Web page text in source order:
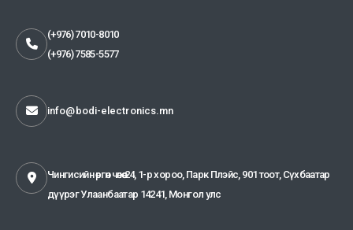
(+976) 7010-8010
(+976) 7585-5577
info@bodi-electronics.mn
Чингисийн өргөн чөлөө-24, 1-р хороо, Парк Плэйс, 901 тоот, Сүхбаатар
дүүрэг Улаанбаатар 14241, Монгол улс